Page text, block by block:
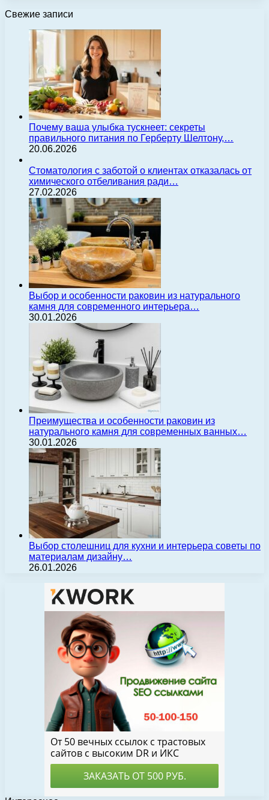
Свежие записи
Почему ваша улыбка тускнеет: секреты
правильного питания по Герберту Шелтону,…
20.06.2026
Стоматология с заботой о клиентах отказалась от
химического отбеливания ради…
27.02.2026
Выбор и особенности раковин из натурального
камня для современного интерьера…
30.01.2026
Преимущества и особенности раковин из
натурального камня для современных ванных…
30.01.2026
Выбор столешниц для кухни и интерьера советы по
материалам дизайну…
26.01.2026